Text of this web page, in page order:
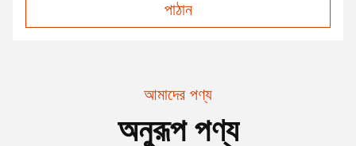
পাঠান
আমাদের পণ্য
অনুরূপ পণ্য